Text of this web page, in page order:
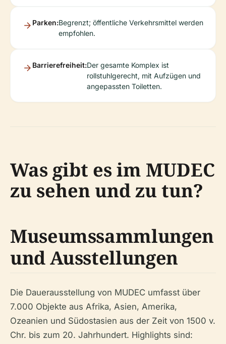
Parken:Begrenzt; öffentliche Verkehrsmittel werden
empfohlen.
Barrierefreiheit:Der gesamte Komplex ist
rollstuhlgerecht, mit Aufzügen und
angepassten Toiletten.
Was gibt es im MUDEC
zu sehen und zu tun?
Museumssammlungen
und Ausstellungen
Die Dauerausstellung von MUDEC umfasst über
7.000 Objekte aus Afrika, Asien, Amerika,
Ozeanien und Südostasien aus der Zeit von 1500 v.
Chr. bis zum 20. Jahrhundert. Highlights sind: